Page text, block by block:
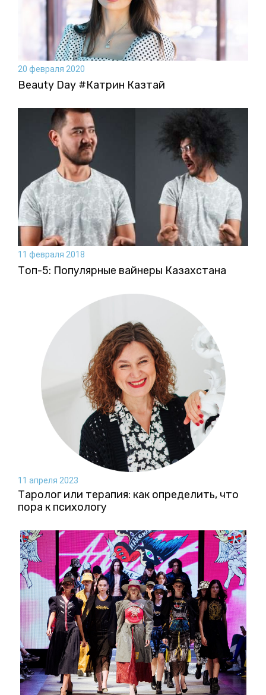
20 февраля 2020
Beauty Day #Катрин Казтай
11 февраля 2018
Топ-5: Популярные вайнеры Казахстана
11 апреля 2023
Таролог или терапия: как определить, что
пора к психологу